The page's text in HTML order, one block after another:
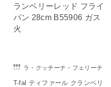
ラ・クッチーナ・フェリーチ
T-fal ティファール クランベリ